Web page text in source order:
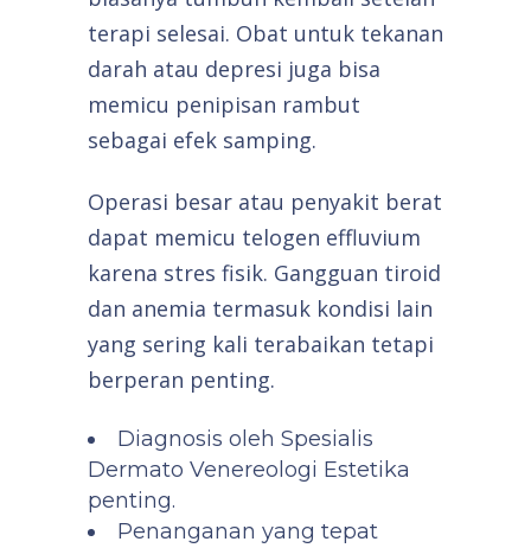
terapi selesai. Obat untuk tekanan
darah atau depresi juga bisa
memicu penipisan rambut
sebagai efek samping.
Operasi besar atau penyakit berat
dapat memicu telogen effluvium
karena stres fisik. Gangguan tiroid
dan anemia termasuk kondisi lain
yang sering kali terabaikan tetapi
berperan penting.
Diagnosis oleh Spesialis
Dermato Venereologi Estetika
penting.
Penanganan yang tepat